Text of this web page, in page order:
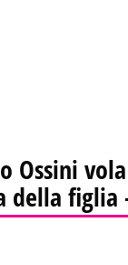
Ossini
della figlia